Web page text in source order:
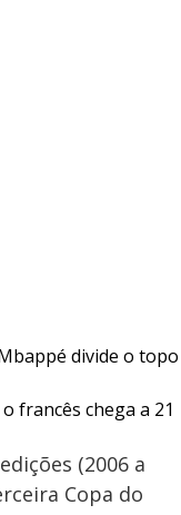
divide o topo
francês chega a 21
(2006 a
Copa do